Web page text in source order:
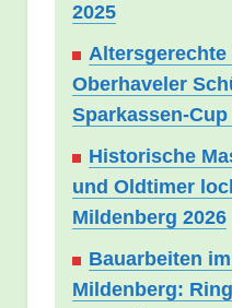
2025
Oberhaveler
Sparkassen-Cup
Historische
und Oldtimer
Mildenberg 2026
Bauarbeiten
Mildenberg: